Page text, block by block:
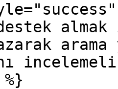
almak